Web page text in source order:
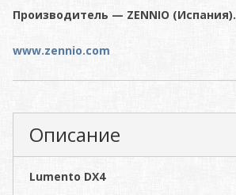
Производитель — ZENNIO (Испания).
www.zennio.com
Описание
Lumento DX4